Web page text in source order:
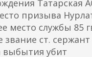
Татарская
призыва
место службы 85
звание ст. сержант
убит